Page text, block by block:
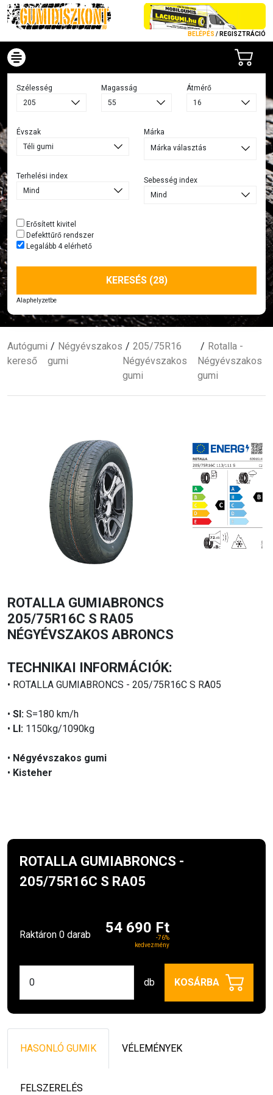
BELÉPÉS / REGISZTRÁCIÓ
Szélesség Magasság Átmérő
Évszak
Terhelési index
Márka
Márka választás
Sebesség index
Erősített kivitel
Defekttűrő rendszer
Legalább 4 elérhető
KERESÉS (28)
Alaphelyzetbe
Autógumi
kereső
Négyévszakos
gumi
205/75R16
Négyévszakos
gumi
Rotalla -
Négyévszakos
gumi
ROTALLA GUMIABRONCS
205/75R16C S RA05
NÉGYÉVSZAKOS ABRONCS
TECHNIKAI INFORMÁCIÓK:
• ROTALLA GUMIABRONCS - 205/75R16C S RA05
• SI: S=180 km/h
• LI: 1150kg/1090kg
• Négyévszakos gumi
• Kisteher
ROTALLA GUMIABRONCS -
205/75R16C S RA05
Raktáron 0 darab 54 690 Ft
-76%
kedvezmény
db KOSÁRBA
HASONLÓ GUMIK VÉLEMÉNYEK
FELSZERELÉS